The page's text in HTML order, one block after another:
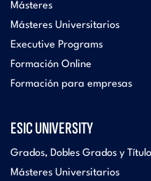
Másteres
Másteres Universitarios
Executive Programs
Formación Online
Formación para empresas
ESIC UNIVERSITY
Grados, Dobles Grados y
Másteres Universitarios